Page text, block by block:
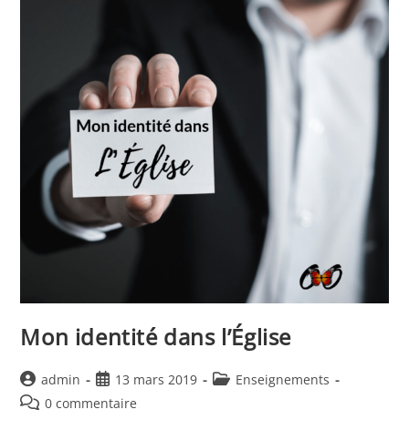
Mon identité dans l’Église
Auteur/autrice
de
admin
Publication
publiée :
13 mars 2019
PostEnseignements
Commentaires
0 commentaire